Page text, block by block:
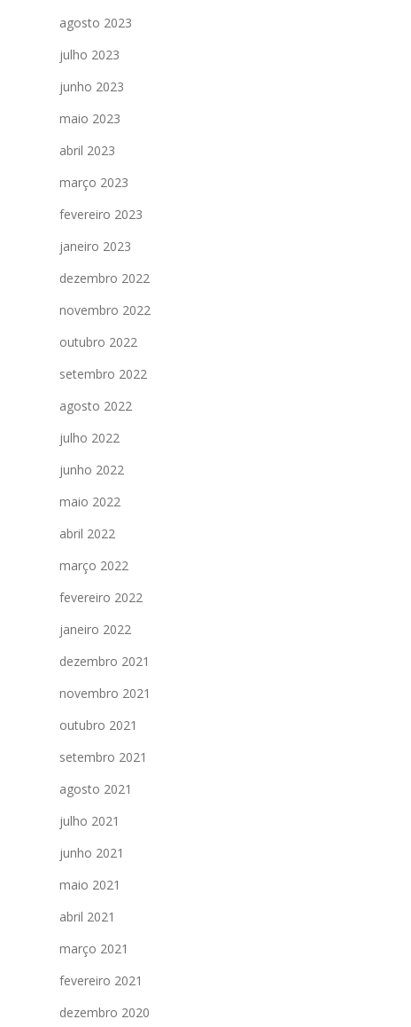
agosto 2023
julho 2023
junho 2023
maio 2023
abril 2023
março 2023
fevereiro 2023
janeiro 2023
dezembro 2022
novembro 2022
outubro 2022
setembro 2022
agosto 2022
julho 2022
junho 2022
maio 2022
abril 2022
março 2022
fevereiro 2022
janeiro 2022
dezembro 2021
novembro 2021
outubro 2021
setembro 2021
agosto 2021
julho 2021
junho 2021
maio 2021
abril 2021
março 2021
fevereiro 2021
dezembro 2020